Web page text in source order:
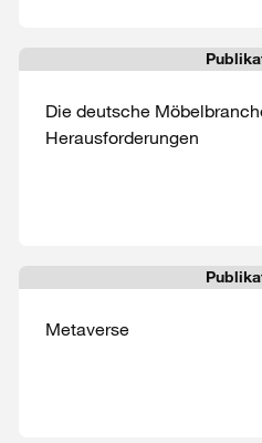
Die deutsche
Herausforderungen
Metaverse